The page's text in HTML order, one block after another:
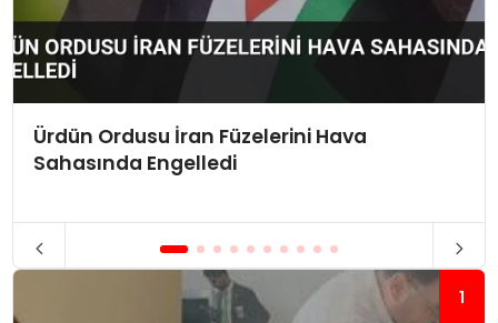
Ürdün Ordusu İran Füzelerini Hava
Sahasında Engelledi
1